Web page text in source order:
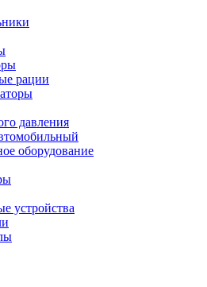
рации
давления
оборудование
устройства